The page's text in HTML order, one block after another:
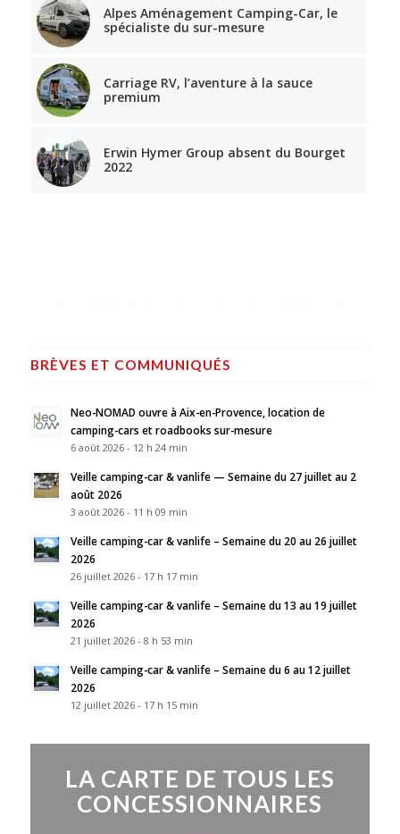
Alpes Aménagement Camping-Car, le
spécialiste du sur-mesure
Carriage RV, l’aventure à la sauce
premium
Erwin Hymer Group absent du Bourget
2022
BRÈVES ET COMMUNIQUÉS
Neo-NOMAD ouvre à Aix-en-Provence, location de
camping-cars et roadbooks sur-mesure
6 août 2026 - 12 h 24 min
Veille camping-car & vanlife — Semaine du 27 juillet au 2
août 2026
3 août 2026 - 11 h 09 min
Veille camping-car & vanlife – Semaine du 20 au 26 juillet
2026
26 juillet 2026 - 17 h 17 min
Veille camping-car & vanlife – Semaine du 13 au 19 juillet
2026
21 juillet 2026 - 8 h 53 min
Veille camping-car & vanlife – Semaine du 6 au 12 juillet
2026
12 juillet 2026 - 17 h 15 min
LA CARTE DE TOUS LES
CONCESSIONNAIRES